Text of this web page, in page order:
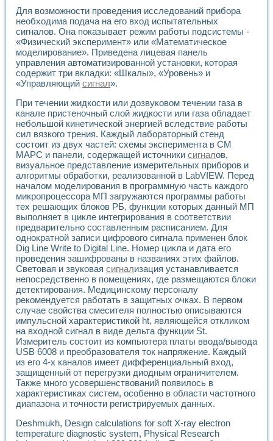
Система управления асинхронным тиристорным
Лазерный профилометр
Применение средств NATIONAL INSTRUMENTS для
Разработка автоматизированного стенда для
Автоматизированный стенд рентгеновской диагностики
Высокочувствительные оптоэлектронные
Установка для измерения диэлектрических свойств
Лабораторный электрический импедансный томограф на
Микрозондовая система для характеризации
Метод траекторий в исследовании
Промышленная автоматизация
Автоматизация технологических процессов получения
Использование систем технического зрения для контроля
Исследование электромагнитных переходных процессов
Применение LabVIEW при разработке обучающих
Разработка виртуальных тренажеров путем
Система блокировок, сигнализации и защиты ускорителя
Система сбора данных и управления процессом
Управление температурой газовой среды специальной
Разработка программного обеспечения с
Использование технологий NATIONAL INSTRUMENTS
Оборудование для промышленной термотрансферной
Автоматизация реометрических исследований на базе
Применение измерителя иммитанса для исследова¬ния
Исследование электромагнитных переходных процессов
Стенд для исследования электрических переходных
Автоматизация контроля сварных швов на базе
Измерительный контроль с применением
Моделирование надежности и эффективности систем
Лабораторные практикумы и учебные стенды
Автоматизация лабораторного стенда по измерению
Автоматизированные лабораторные комплексы для
Виртуальный прибор для исследования нелинейных
Использование виртуальных приборов в процесе
Лабораторный практикум по дисциплине «Цифровые
Лабораторный практикум по ИНС на основе LabVIEW
Для возможности проведения исследований прибора
необходима подача на его вход испытательных
сигналов. Она показывает режим работы подсистемы -
«Физический эксперимент» или «Математическое
моделирование». Приведена лицевая панель
управления автоматизированной установки, которая
содержит три вкладки: «Шкалы», «Уровень» и
«Управляющий сигнал».
При течении жидкости или дозвуковом течении газа в
канале пристеночный слой жидкости или газа обладает
небольшой кинетической энергией вследствие работы
сил вязкого трения. Каждый лабораторный стенд
состоит из двух частей: схемы эксперимента в СМ
МАРС и панели, содержащей источники сигналов,
визуальное представление измерительных приборов и
алгоритмы обработки, реализованной в LabVIEW. Перед
началом моделирования в программную часть каждого
микропроцессора МП загружаются программы работы
тех решающих блоков РБ, функции которых данный МП
выполняет в цикле интегрирования в соответствии
предварительно составленным расписанием. Для
однократной записи цифрового сигнала применен блок
Dig Line Write to Digital Line. Номер цикла и дата его
проведения зашифрованы в названиях этих файлов.
Световая и звуковая сигнализация устанавливается
непосредственно в помещениях, где размещаются блоки
детектирования. Медицинскому персоналу
рекомендуется работать в защитных очках. В первом
случае свойства смесителя полностью описываются
импульсной характеристикой ht, являющейся откликом
на входной сигнал в виде дельта функции St.
Измеритель состоит из компьютера платы ввода/вывода
USB 6008 и преобразователя ток напряжение. Каждый
из его 4-х каналов имеет дифференциальный вход,
защищенный от перегрузки диодным ограничителем.
Также много усовершенствований появилось в
характеристиках систем, особенно в области частотного
диапазона и точности регистрируемых данных.
Deshmukh, Design calculations for soft X-ray electron
temperature diagnostic system, Physical Research